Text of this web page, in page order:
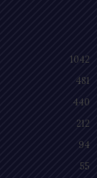
1042
481
440
212
94
55